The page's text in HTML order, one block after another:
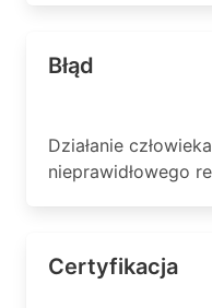
Błąd
Działanie
nieprawidłowego
Certyfikacja